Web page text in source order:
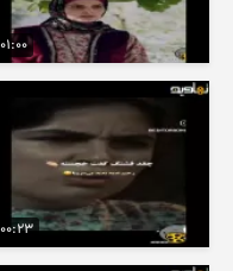
01:00
00:23